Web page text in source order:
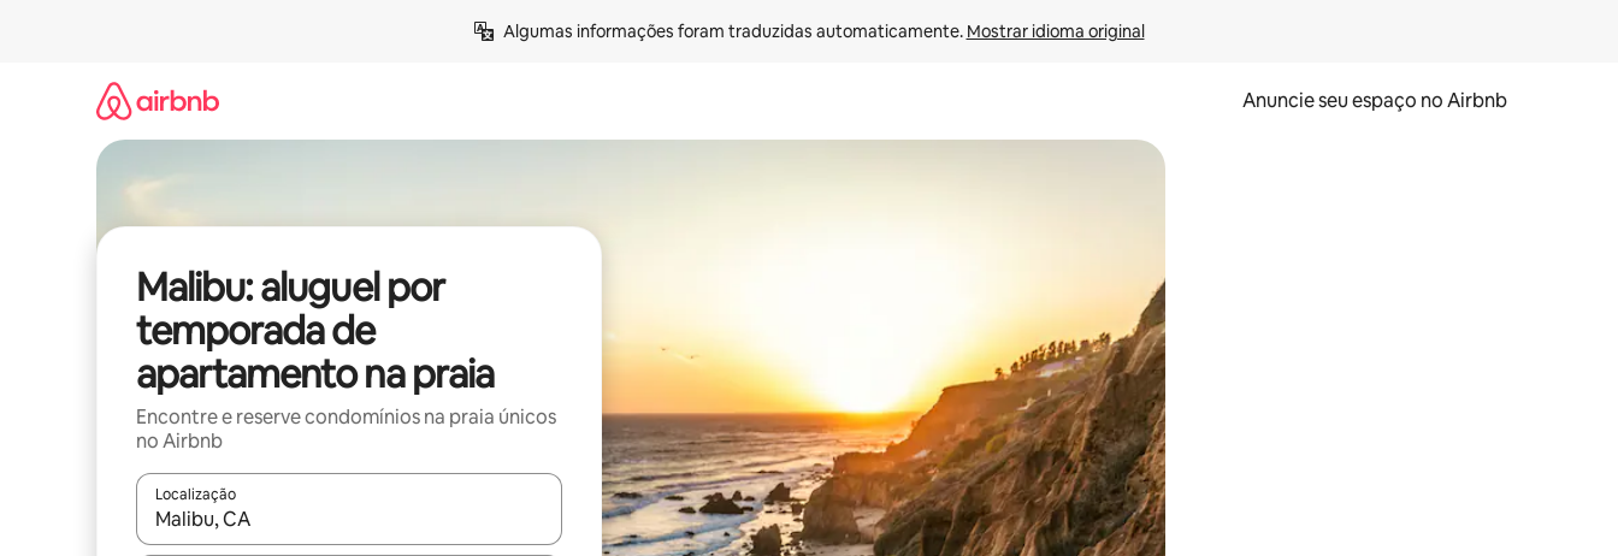
Algumas informações foram traduzidas automaticamente. Mostrar idioma original
Anuncie seu espaço no Airbnb
Malibu: aluguel por
temporada de
apartamento na praia
Encontre e reserve condomínios na praia únicos
no Airbnb
Localização
Quando os resultados estiverem disponíveis, explore-os usando as seta para cima e para baixo do teclado ou tocando e deslizando o dedo na tela.